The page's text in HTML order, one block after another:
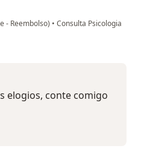
- Reembolso) • Consulta Psicologia
elogios, conte comigo